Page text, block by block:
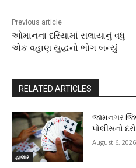
Previous article
ઓમાનના દરિયામાં સલાયાનું વધુ
એક વહાણ યુદ્ધનો ભોગ બન્યું
RELATED ARTICLES
હાલાર
જામનગર
પોલીસનો
August 6, 2026